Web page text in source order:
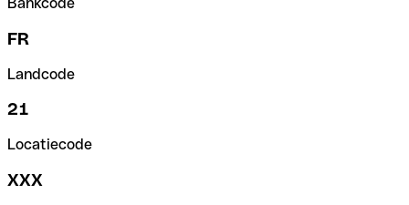
Bankcode
FR
Landcode
21
Locatiecode
XXX